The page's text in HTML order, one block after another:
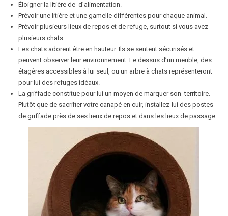
Éloigner la litière de d’alimentation.
Prévoir une litière et une gamelle différentes pour chaque animal.
Prévoir plusieurs lieux de repos et de refuge, surtout si vous avez
plusieurs chats.
Les chats adorent être en hauteur. Ils se sentent sécurisés et
peuvent observer leur environnement. Le dessus d’un meuble, des
étagères accessibles à lui seul, ou un arbre à chats représenteront
pour lui des refuges idéaux.
La griffade constitue pour lui un moyen de marquer son territoire.
Plutôt que de sacrifier votre canapé en cuir, installez-lui des postes
de griffade près de ses lieux de repos et dans les lieux de passage.